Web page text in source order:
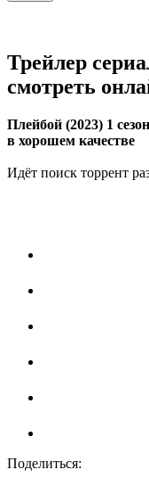
Трейлер
смотреть
Плейбой (2023) 1
в хорошем качестве
Идёт поиск торрент
Поделиться: